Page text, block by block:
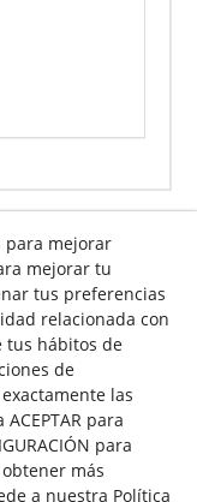
para mejorar
mejorar tu
tus preferencias
relacionada con
tus hábitos de
de
las
para
para
más
a nuestra Política